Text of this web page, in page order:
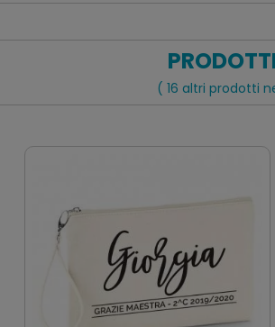
( 16 altri prodotti